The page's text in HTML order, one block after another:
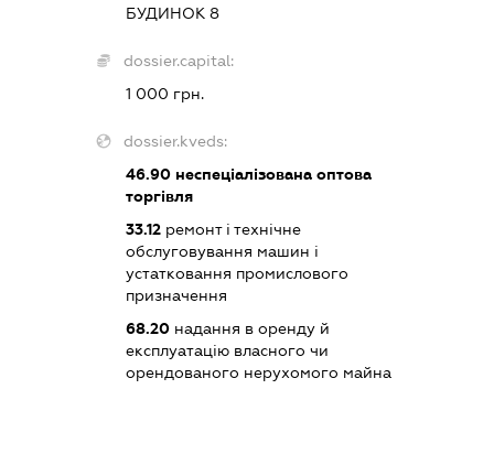
БУДИНОК 8
dossier.capital:
1 000 грн.
dossier.kveds:
46.90неспеціалізована оптова
торгівля
33.12ремонт і технічне
обслуговування машин і
устатковання промислового
призначення
68.20надання в оренду й
експлуатацію власного чи
орендованого нерухомого майна